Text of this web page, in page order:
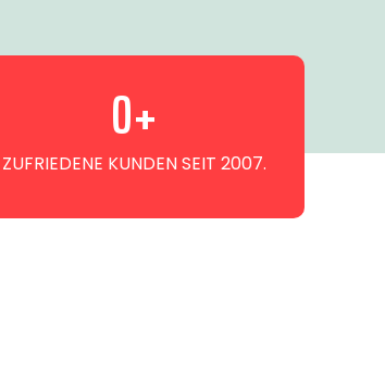
ZUFRIEDENE KUNDEN SEIT 2007.
0+